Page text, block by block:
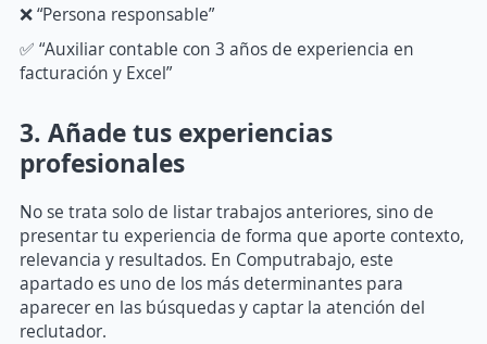
❌ “Persona responsable”
✅ “Auxiliar contable con 3 años de experiencia en
facturación y Excel”
3. Añade tus experiencias
profesionales
No se trata solo de listar trabajos anteriores, sino de
presentar tu experiencia de forma que aporte contexto,
relevancia y resultados. En Computrabajo, este
apartado es uno de los más determinantes para
aparecer en las búsquedas y captar la atención del
reclutador.